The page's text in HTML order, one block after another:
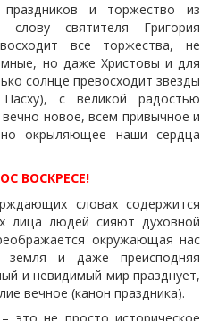
и торжество из
святителя Григория
все торжества, не
но даже Христовы и для
солнце превосходит звезды
с великой радостью
новое, всем привычное и
окрыляющее наши сердца
ВОСКРЕСЕ!
словах содержится
лица людей сияют духовной
окружающая нас
земля и даже преисподняя
и невидимый мир празднует,
вечное (канон праздника).